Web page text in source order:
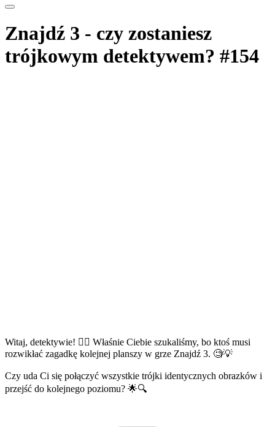
Znajdź 3 - czy zostaniesz
trójkowym detektywem? #154
Witaj, detektywie! 🕵️‍♂️ Właśnie Ciebie szukaliśmy, bo ktoś musi
rozwikłać zagadkę kolejnej planszy w grze Znajdź 3. 🧐💡
Czy uda Ci się połączyć wszystkie trójki identycznych obrazków i
przejść do kolejnego poziomu? 🌟🔍